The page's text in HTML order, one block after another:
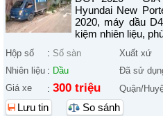
Hyundai New
2020, máy dầu
kiệm nhiên liệu,
Hộp số : Số sàn Xuất xứ
Nhiên liệu : Dầu Đã sử
Giá xe
: 300 triệu Quận/
Lưu tin So sánh